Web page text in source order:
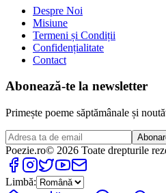
Despre Noi
Misiune
Termeni și Condiții
Confidențialitate
Contact
Abonează-te la newsletter
Primește poeme săptămânale și
Poezie.ro© 2026 Toate drepturile
Limbă: